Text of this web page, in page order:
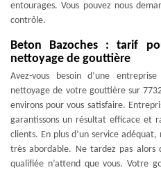
entourages. Vous pouvez nous
contrôle.
Beton Bazoches : tarif
nettoyage de gouttière
Avez-vous besoin d’une
nettoyage de votre gouttière sur
environs pour vous satisfaire.
garantissons un résultat efficace et
clients. En plus d’un service
très abordable. Ne tardez pas
qualifiée n’attend que vous. Votre